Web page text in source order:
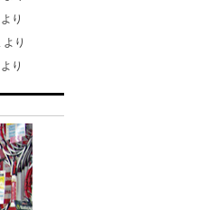
より
より
より